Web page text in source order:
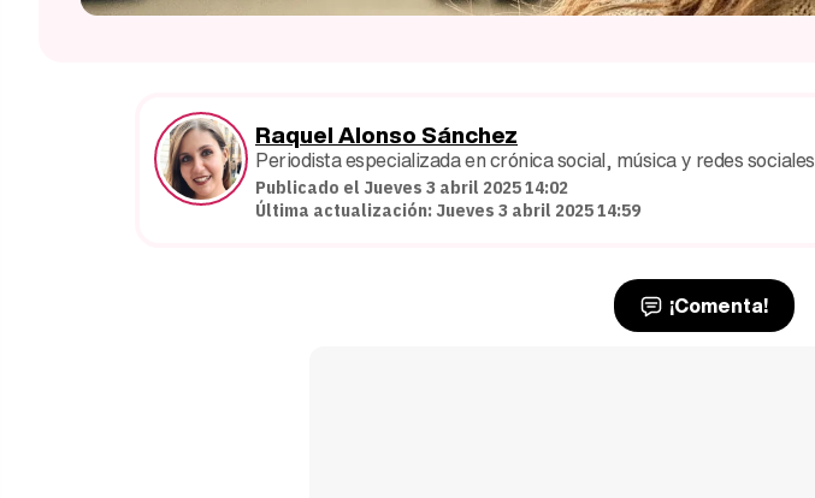
Raquel Alonso Sánchez
Periodista especializada en crónica social, música y redes sociales
Publicado el Jueves 3 abril 2025 14:02
Última actualización: Jueves 3 abril 2025 14:59
¡Comenta!